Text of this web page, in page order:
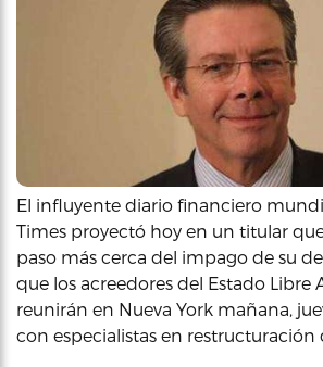
El influyente diario financiero
Times proyectó hoy en un titular que
paso más cerca del impago de su
que los acreedores del Estado Libre
reunirán en Nueva York mañana,
con especialistas en restructuración